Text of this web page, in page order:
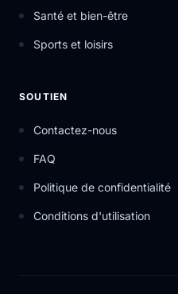
Santé et bien-être
Sports et loisirs
SOUTIEN
Contactez-nous
FAQ
Politique de confidentialité
Conditions d'utilisation